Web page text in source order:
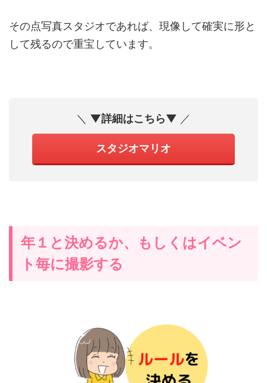
その点写真スタジオであれば、現像して確実に形と
して残るので重宝しています。
＼ ▼詳細はこちら▼ ／
スタジオマリオ
年１と決めるか、もしくはイベン
ト毎に撮影する